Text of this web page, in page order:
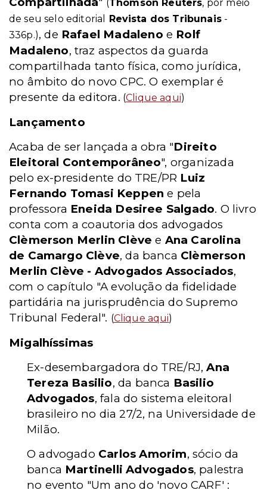
(Thomson Reuters, por meio
de seu selo editorial
Revista dos Tribunais-
336p.), de Rafael Madaleno e Rolf
Madaleno, traz aspectos da guarda
compartilhada tanto física, como jurídica,
no âmbito do novo CPC. O exemplar é
presente da editora. (Clique aqui)
Lançamento
Acaba de ser lançada a obra "Direito
Eleitoral Contemporâneo", organizada
pelo ex-presidente do TRE/PR Luiz
Fernando Tomasi Keppen e pela
professora Eneida Desiree Salgado. O livro
conta com a coautoria dos advogados
Clèmerson Merlin Clève e Ana Carolina
de Camargo Clève, da banca Clèmerson
Merlin Clève - Advogados Associados,
com o capítulo "A evolução da fidelidade
partidária na jurisprudência do Supremo
Tribunal Federal". (Clique aqui)
Migalhíssimas
Ex-desembargadora do TRE/RJ,Ana
Tereza Basilio, da banca Basilio
Advogados, fala do sistema eleitoral
brasileiro no dia 27/2, na Universidade de
Milão.
O advogado Carlos Amorim, sócio da
banca Martinelli Advogados, palestra
no evento "Um ano do 'novo CARF' :